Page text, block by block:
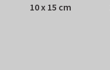
10 x 15 cm